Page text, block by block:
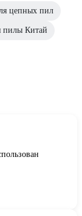
цепных пил
Китай